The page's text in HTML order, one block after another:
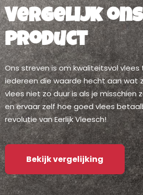
Vergelijk
product
Ons streven is om kwaliteitsvol
iedereen die waarde hecht aan wat
vlees niet zo duur is als je
en ervaar zelf hoe goed vlees
revolutie van Eerlijk Vleesch!
Bekijk vergelijking